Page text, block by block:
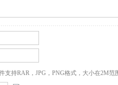
支持RAR，JPG，PNG格式，大小在2M范